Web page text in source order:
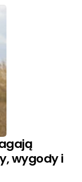
wygody i